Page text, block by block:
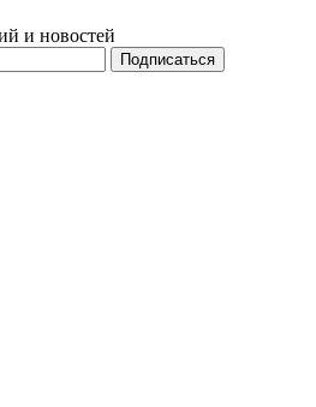
и новостей
Подписаться